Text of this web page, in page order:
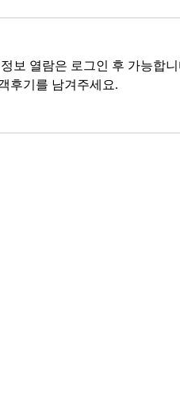
보 열람은 로그인 후 가능합
후기를 남겨주세요.